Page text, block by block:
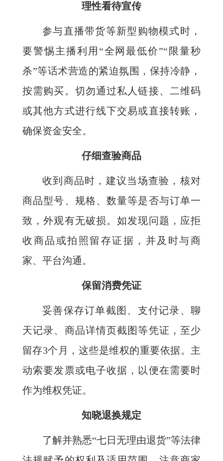
理性看待宣传
参与直播带货等新型购物模式时，
要警惕主播利用“全网最低价”“限量秒
杀”等话术营造的紧迫氛围，保持冷静，
按需购买。切勿通过私人链接、二维码
或其他方式进行线下交易或直接转账，
确保资金安全。
仔细查验商品
收到商品时，建议当场查验，核对
商品型号、规格、数量等是否与订单一
致，外观有无破损。如发现问题，应拒
收商品或拍照留存证据，并及时与商
家、平台沟通。
保留消费凭证
妥善保存订单截图、支付记录、聊
天记录、商品详情页截图等凭证，至少
留存3个月，这些是维权的重要依据。主
动索要发票或电子收据，以便在需要时
作为维权凭证。
知晓退换规定
了解并熟悉“七日无理由退货”等法律